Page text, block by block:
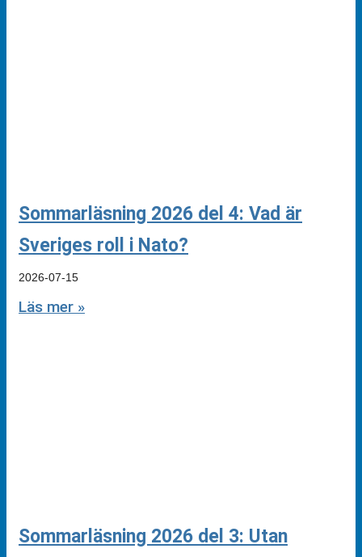
Sommarläsning 2026 del 4: Vad är
Sveriges roll i Nato?
2026-07-15
Läs mer »
Sommarläsning 2026 del 3: Utan